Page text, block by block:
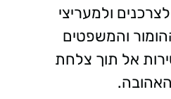
ולמעריצי
והמשפטים
אל תוך צלחת